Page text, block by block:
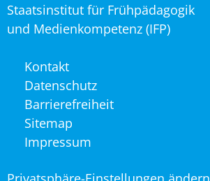
Staatsinstitut für Frühpädagogik
und Medienkompetenz (IFP)
Navigation
überspringen
Kontakt
Datenschutz
Barrierefreiheit
Sitemap
Impressum